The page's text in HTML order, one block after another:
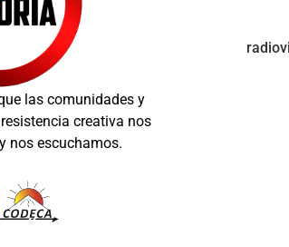
las comunidades y
creativa nos
nos escuchamos.